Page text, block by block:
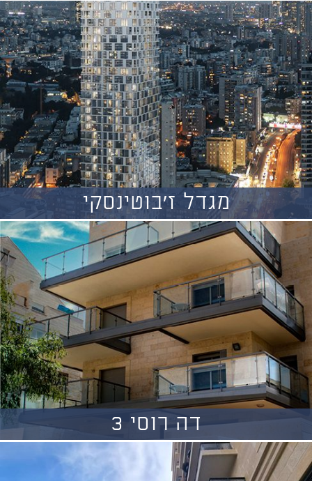
מגדל ז'בוטינסקי
דה רוסי 3